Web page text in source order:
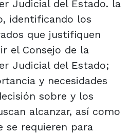
Judicial del Estado. la
identificando los
que justifiquen
el Consejo de la
Judicial del Estado;
y necesidades
sobre y los
alcanzar, así como
se requieren para